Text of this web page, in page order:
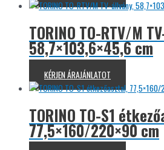
TORINO TO-RTV/M
58,7×103,6×45,6 cm
KÉRJEN ÁRAJÁNLATOT
TORINO TO-S1
77,5×160/220×90 cm